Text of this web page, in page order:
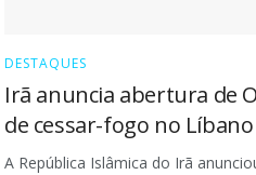
DESTAQUES
Irã anuncia abertura de
de cessar-fogo no Líbano
A República Islâmica do Irã